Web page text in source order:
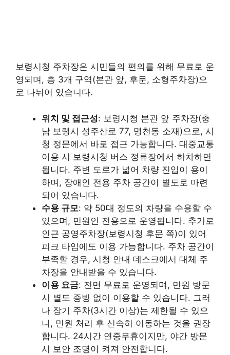
보령시청 주차장은 시민들의 편의를 위해 무료로 운
영되며, 총 3개 구역(본관 앞, 후문, 소형주차장)으
로 나뉘어 있습니다.
위치 및 접근성: 보령시청 본관 앞 주차장(충
남 보령시 성주산로 77, 명천동 소재)으로, 시
청 정문에서 바로 접근 가능합니다. 대중교통
이용 시 보령시청 버스 정류장에서 하차하면
됩니다. 주변 도로가 넓어 차량 진입이 용이
하며, 장애인 전용 주차 공간이 별도로 마련
되어 있습니다.
수용 규모: 약 50대 정도의 차량을 수용할 수
있으며, 민원인 전용으로 운영됩니다. 추가로
인근 공영주차장(보령시청 후문 쪽)이 있어
피크 타임에도 이용 가능합니다. 주차 공간이
부족할 경우, 시청 안내 데스크에서 대체 주
차장을 안내받을 수 있습니다.
이용 요금: 전면 무료로 운영되며, 민원 방문
시 별도 증빙 없이 이용할 수 있습니다. 그러
나 장기 주차(3시간 이상)는 제한될 수 있으
니, 민원 처리 후 신속히 이동하는 것을 권장
합니다. 24시간 연중무휴이지만, 야간 방문
시 보안 조명이 켜져 안전합니다.